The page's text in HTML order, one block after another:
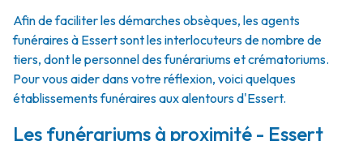
Afin de faciliter les démarches obsèques, les agents
funéraires à Essert sont les interlocuteurs de nombre de
tiers, dont le personnel des funérariums et crématoriums.
Pour vous aider dans votre réflexion, voici quelques
établissements funéraires aux alentours d'Essert.
Les funérariums à proximité - Essert